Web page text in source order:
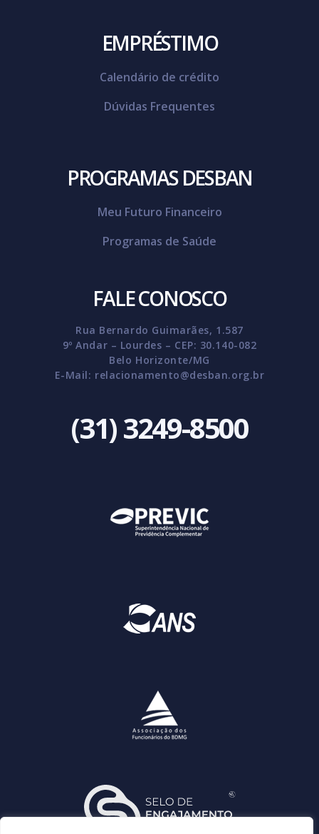
EMPRÉSTIMO
Calendário de crédito
Dúvidas Frequentes
PROGRAMAS DESBAN
Meu Futuro Financeiro
Programas de Saúde
FALE CONOSCO
Rua Bernardo Guimarães, 1.587
9º Andar – Lourdes – CEP: 30.140-082
Belo Horizonte/MG
E-Mail: relacionamento@desban.org.br
(31) 3249-8500